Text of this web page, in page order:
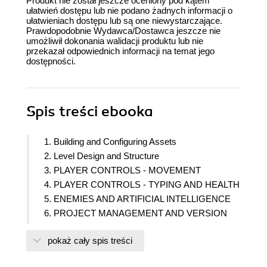
ułatwień dostępu lub nie podano żadnych informacji o
ułatwieniach dostępu lub są one niewystarczające.
Prawdopodobnie Wydawca/Dostawca jeszcze nie
umożliwił dokonania walidacji produktu lub nie
przekazał odpowiednich informacji na temat jego
dostępności.
Spis treści ebooka
1. Building and Configuring Assets
2. Level Design and Structure
3. PLAYER CONTROLS - MOVEMENT
4. PLAYER CONTROLS - TYPING AND HEALTH
5. ENEMIES AND ARTIFICIAL INTELLIGENCE
6. PROJECT MANAGEMENT AND VERSION
7. PERSISTENT DATA - LOAD AND SAVE
pokaż cały spis treści